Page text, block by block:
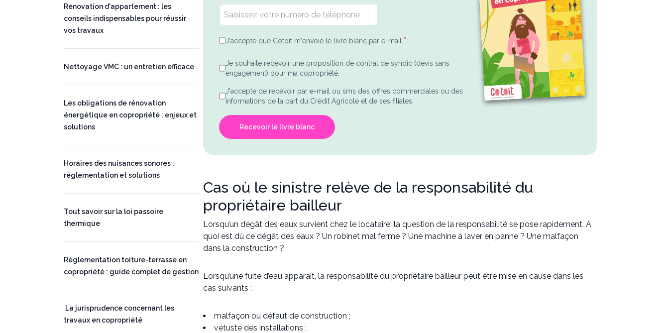
Rénovation d'appartement : les
conseils indispensables pour réussir
vos travaux
Nettoyage VMC : un entretien efficace
Les obligations de rénovation
énergétique en copropriété : enjeux et
solutions
Horaires des nuisances sonores :
réglementation et solutions
Tout savoir sur la loi passoire
thermique
Réglementation toiture-terrasse en
copropriété : guide complet de gestion
La jurisprudence concernant les
travaux en copropriété
J'accepte que Cotoit m'envoie le livre blanc par e-mail. *
Je souhaite recevoir une proposition de contrat de syndic (devis sans
engagement) pour ma copropriété.
J'accepte de recevoir par e-mail ou sms des offres commerciales ou des
informations de la part du Crédit Agricole et de ses filiales.
Recevoir le livre blanc
Cas où le sinistre relève de la responsabilité du
propriétaire bailleur
Lorsqu’un dégât des eaux survient chez le locataire, la question de la responsabilité se pose rapidement. A
quoi est dû ce dégât des eaux ? Un robinet mal fermé ? Une machine à laver en panne ? Une malfaçon
dans la construction ?
Lorsqu’une fuite d’eau apparait, la responsabilité du propriétaire bailleur peut être mise en cause dans les
cas suivants :
malfaçon ou défaut de construction ;
vétusté des installations ;